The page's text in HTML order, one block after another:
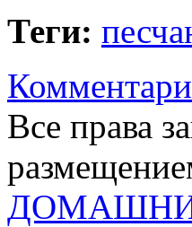
Теги:
Все права